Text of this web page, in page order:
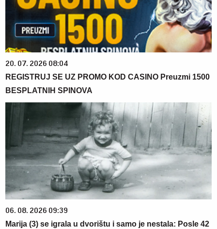
20. 07. 2026 08:04
REGISTRUJ SE UZ PROMO KOD CASINO Preuzmi 1500
BESPLATNIH SPINOVA
06. 08. 2026 09:39
Marija (3) se igrala u dvorištu i samo je nestala: Posle 42